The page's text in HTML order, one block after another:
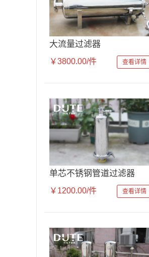
大流量过滤器
￥3800.00/件 查看详情
单芯不锈钢管道过滤器
￥1200.00/件 查看详情